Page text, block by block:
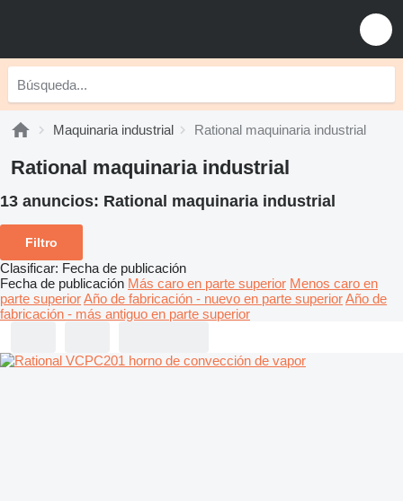
Maquinaria industrial Rational maquinaria industrial
Rational maquinaria industrial
13 anuncios: Rational maquinaria industrial
Filtro
Clasificar: Fecha de publicación
Fecha de publicación Más caro en parte superior Menos caro en
parte superiorAño de fabricación - nuevo en parte superiorAño de
fabricación - más antiguo en parte superior